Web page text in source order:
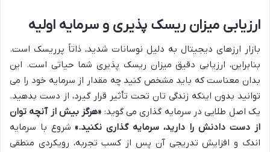
ارزیابی میزان ریسک پذیری و سرمایه اولیه
بازار ارزهای دیجیتال به دلیل نوسانات شدید، ذاتاً پرریسک است.
بنابراین، ارزیابی دقیق میزان ریسک پذیری شما حیاتی است. این
بدان معناست که باید مشخص کنید چه مقدار از سرمایه خود را می
توانید بدون اینکه زندگی تان تحت تأثیر قرار گیرد، از دست بدهید.
یک اصل طلایی در سرمایه گذاری می گوید: «هرگز بیش از آنچه توان
از دست دادنش را دارید، سرمایه گذاری نکنید.»شروع با سرمایه
اندک و افزایش تدریجی آن پس از کسب تجربه، رویکردی منطقی